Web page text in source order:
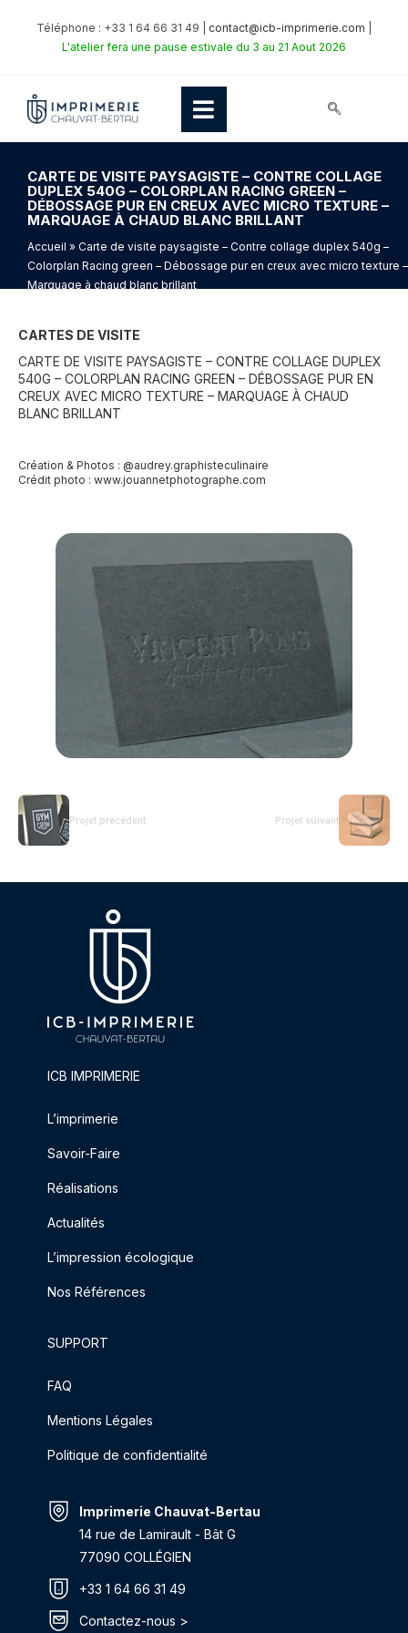
Téléphone : +33 1 64 66 31 49 | contact@icb-imprimerie.com
L'atelier fera une pause estivale du 3 au 21 Aout 2026
CARTE DE VISITE PAYSAGISTE – CONTRE COLLAGE
DUPLEX 540G – COLORPLAN RACING GREEN –
DÉBOSSAGE PUR EN CREUX AVEC MICRO TEXTURE –
MARQUAGE À CHAUD BLANC BRILLANT
Accueil » Carte de visite paysagiste – Contre collage duplex 540g –
Colorplan Racing green – Débossage pur en creux avec micro texture –
Marquage à chaud blanc brillant
CARTES DE VISITE
CARTE DE VISITE PAYSAGISTE – CONTRE COLLAGE DUPLEX
540G – COLORPLAN RACING GREEN – DÉBOSSAGE PUR EN
CREUX AVEC MICRO TEXTURE – MARQUAGE À CHAUD
BLANC BRILLANT
Création & Photos : @audrey.graphisteculinaire
Crédit photo : www.jouannetphotographe.com
Projet précédent Projet suivant
ICB IMPRIMERIE
L’imprimerie
Savoir-Faire
Réalisations
Actualités
L’impression écologique
Nos Références
SUPPORT
FAQ
Mentions Légales
Politique de confidentialité
Imprimerie Chauvat-Bertau
14 rue de Lamirault - Bât G
77090 COLLÉGIEN
+33 1 64 66 31 49
Contactez-nous >